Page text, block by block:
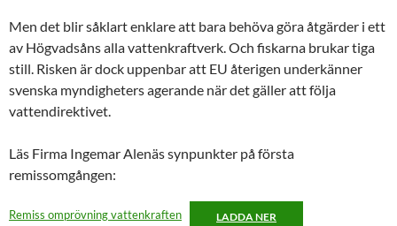
Men det blir såklart enklare att bara behöva göra åtgärder i ett
av Högvadsåns alla vattenkraftverk. Och fiskarna brukar tiga
still. Risken är dock uppenbar att EU återigen underkänner
svenska myndigheters agerande när det gäller att följa
vattendirektivet.
Läs Firma Ingemar Alenäs synpunkter på första
remissomgången:
Remiss omprövning vattenkraften LADDA NER